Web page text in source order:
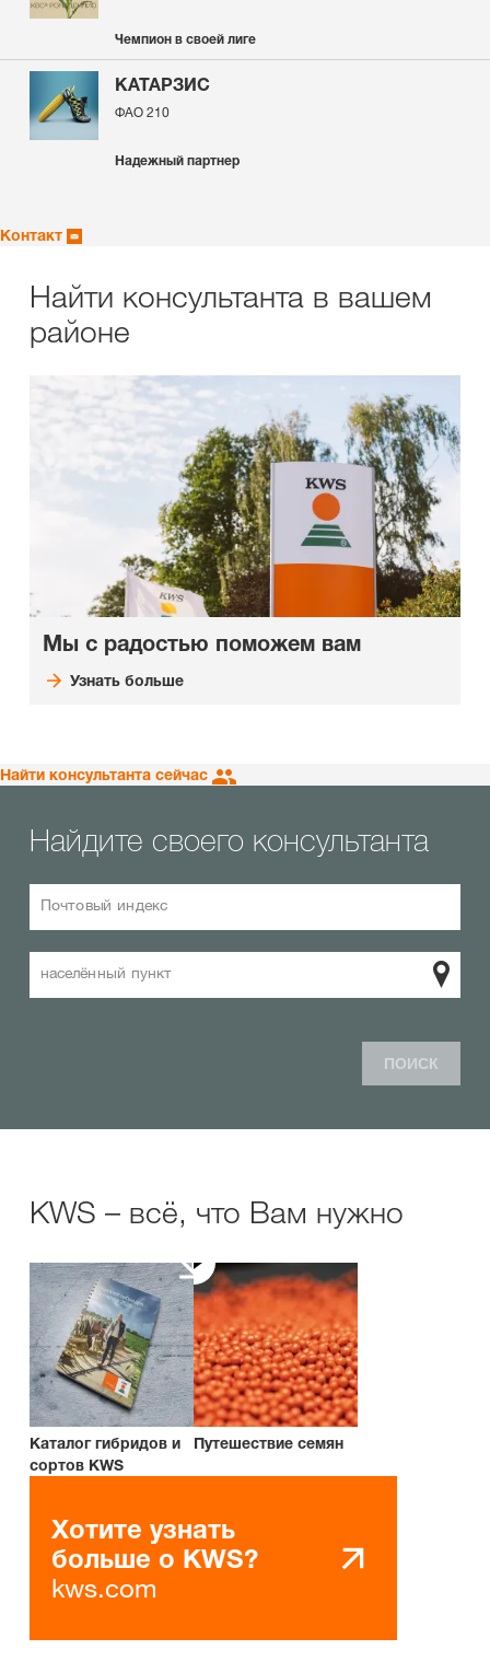
Чемпион в своей лиге
КАТАРЗИС
ФАО 210
Надежный партнер
Контакт
Найти консультанта в вашем
районе
Мы с радостью поможем вам
Узнать больше
Найти консультанта сейчас
Найдите своего консультанта
Почтовый индекс
населённый пункт
ПОИСК
KWS – всё, что Вам нужно
Каталог гибридов и
сортов KWS
Путешествие семян
Хотите узнать
больше о KWS?
kws.com